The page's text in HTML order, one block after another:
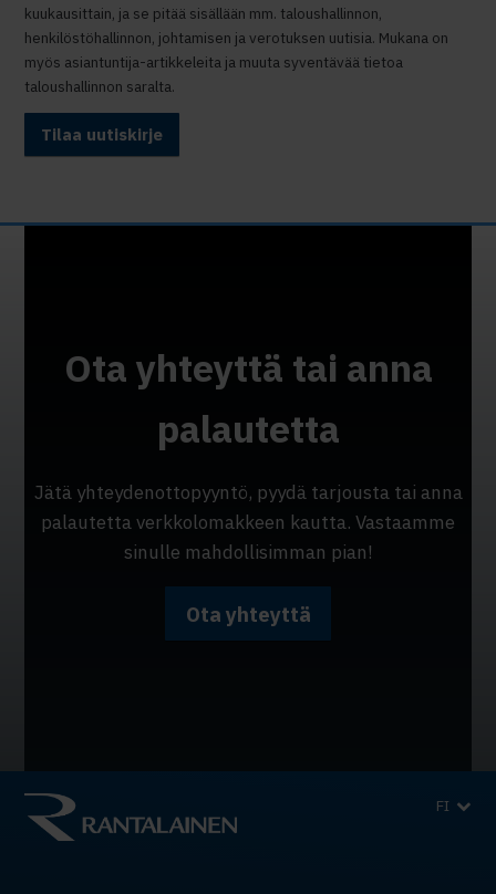
kuukausittain, ja se pitää sisällään mm. taloushallinnon,
henkilöstöhallinnon, johtamisen ja verotuksen uutisia. Mukana on
myös asiantuntija-artikkeleita ja muuta syventävää tietoa
taloushallinnon saralta.
Tilaa uutiskirje
Ota yhteyttä tai anna
palautetta
Jätä yhteydenottopyyntö, pyydä tarjousta tai anna
palautetta verkkolomakkeen kautta. Vastaamme
sinulle mahdollisimman pian!
Ota yhteyttä
FI